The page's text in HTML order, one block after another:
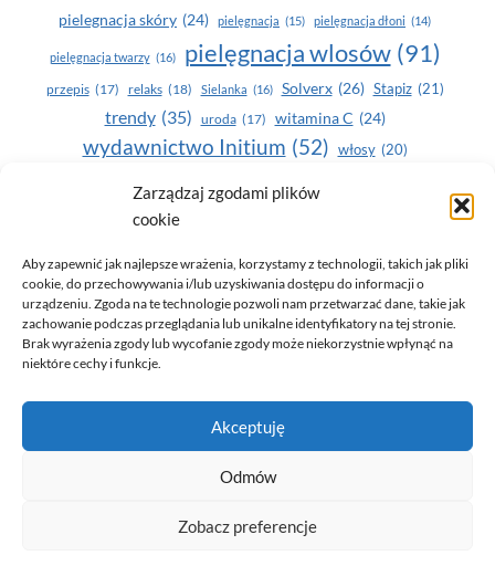
Zarządzaj zgodami plików
cookie
Aby zapewnić jak najlepsze wrażenia, korzystamy z technologii, takich jak pliki
cookie, do przechowywania i/lub uzyskiwania dostępu do informacji o
urządzeniu. Zgoda na te technologie pozwoli nam przetwarzać dane, takie jak
zachowanie podczas przeglądania lub unikalne identyfikatory na tej stronie.
Brak wyrażenia zgody lub wycofanie zgody może niekorzystnie wpłynąć na
niektóre cechy i funkcje.
Akceptuję
Odmów
Zobacz preferencje
pielegnacja skóry (24) pielęgnacja (15) pielęgnacja dłoni (14)
pielęgnacja twarzy (16) pielęgnacja wlosów (91)
przepis (17) relaks (18) Sielanka (16) Solverx (26) Stapiz (21)
trendy (35) uroda (17) witamina C (24)
wydawnictwo Initium (52) włosy (20)
Yasumi(164) zdrowe zęby
zdrowie
© 2026 Only You - portal dla kobiet (uroda, moda, zdrowie)
opracowanie:AZDOBRESTRONY
Polityka prywatności i RODO